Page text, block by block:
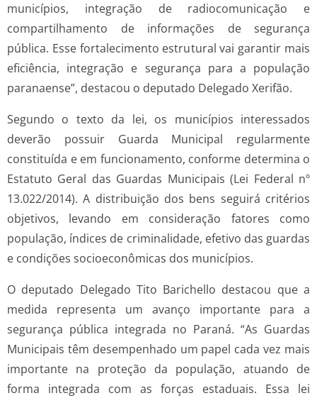
municípios, integração de radiocomunicação e
compartilhamento de informações de segurança
pública. Esse fortalecimento estrutural vai garantir mais
eficiência, integração e segurança para a população
paranaense”, destacou o deputado Delegado Xerifão.
Segundo o texto da lei, os municípios interessados
deverão possuir Guarda Municipal regularmente
constituída e em funcionamento, conforme determina o
Estatuto Geral das Guardas Municipais (Lei Federal nº
13.022/2014). A distribuição dos bens seguirá critérios
objetivos, levando em consideração fatores como
população, índices de criminalidade, efetivo das guardas
e condições socioeconômicas dos municípios.
O deputado Delegado Tito Barichello destacou que a
medida representa um avanço importante para a
segurança pública integrada no Paraná. “As Guardas
Municipais têm desempenhado um papel cada vez mais
importante na proteção da população, atuando de
forma integrada com as forças estaduais. Essa lei